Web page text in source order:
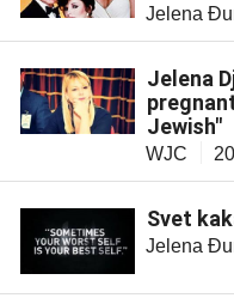
Jelena
Jelena
Jewish"
WJC
Svet
Jelena